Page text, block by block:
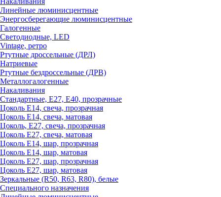
Линейные люминисцентные
Энергосберегающие люминисцентные
Галогенные
Светодиодные, LED
Vintage, ретро
Ртутные дроссельные (ДРЛ)
Натриевые
Ртутные бездроссельные (ДРВ)
Металлогалогенные
Накаливания
Стандартные, Е27, Е40, прозрачные
Цоколь Е14, свеча, прозрачная
Цоколь Е14, свеча, матовая
Цоколь, Е27, свеча, прозрачная
Цоколь Е27, свеча, матовая
Цоколь Е14, шар, прозрачная
Цоколь Е14, шар, матовая
Цоколь Е27, шар, прозрачная
Цоколь Е27, шар, матовая
Зеркальные (R50, R63, R80), белые
Специального назначения